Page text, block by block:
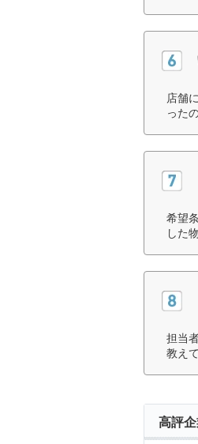
店舗
った
希望
した
担当
教え
高評